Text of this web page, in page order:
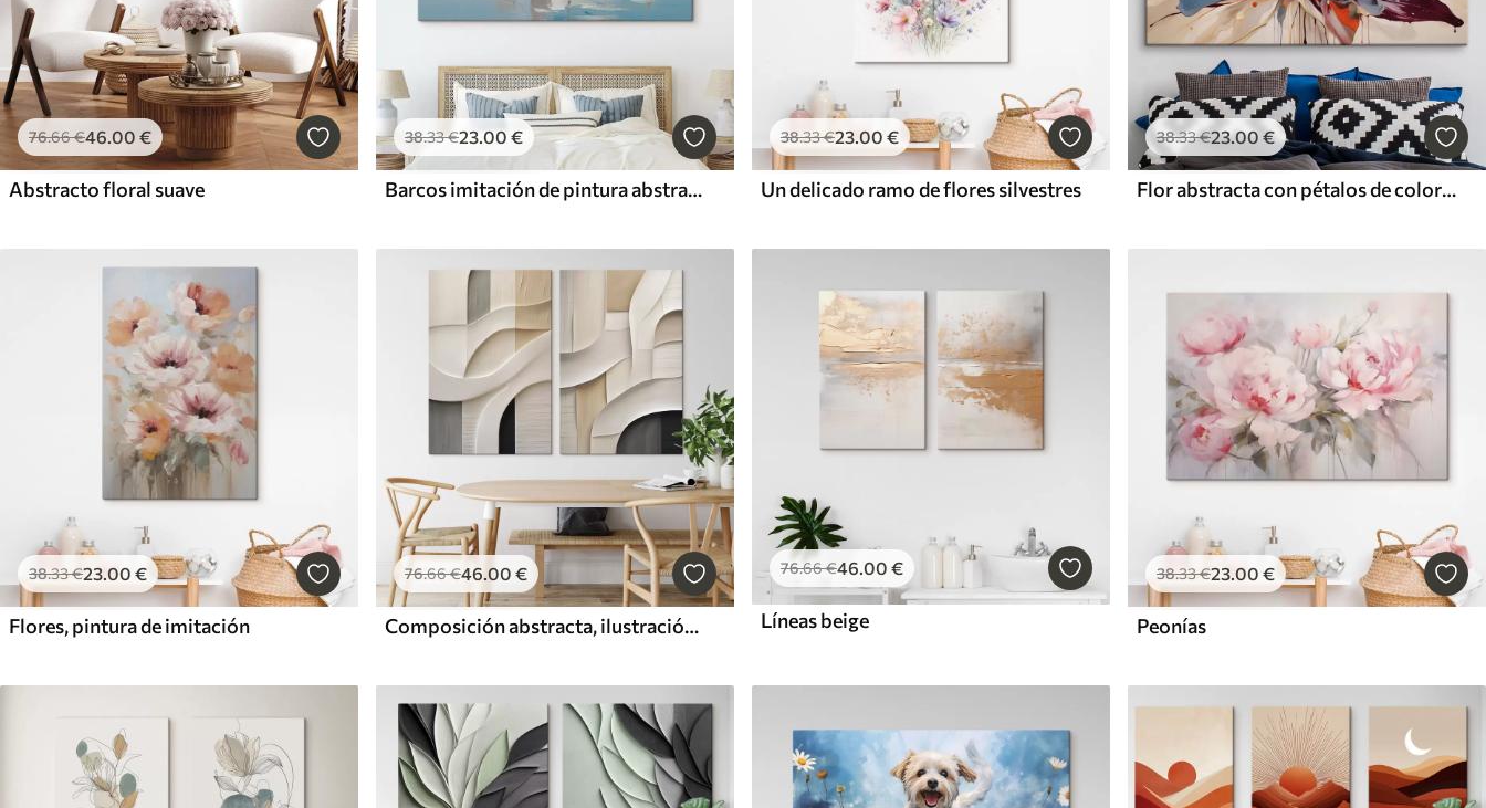
76.66€46.00 €
Abstracto floral suave
38.33€23.00 €
Barcos imitación de pintura abstracta
38.33€23.00 €
Un delicado ramo de flores silvestres
38.33€23.00 €
Flor abstracta con pétalos de colores vivos
38.33€23.00 €
Flores, pintura de imitación
76.66€46.00 €
Composición abstracta, ilustración plana
76.66€46.00 €
Líneas beige
38.33€23.00 €
Peonías